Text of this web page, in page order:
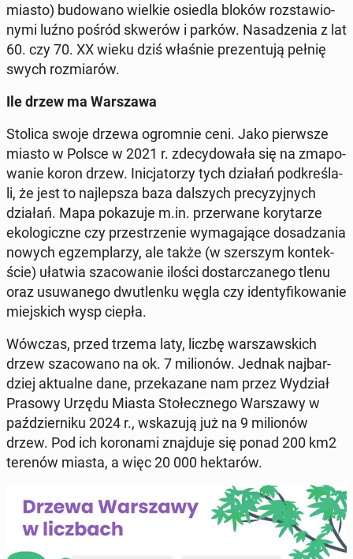
miasto) bu­do­wa­no wielkie osiedla bloków roz­sta­wio­
ny­mi luźno pośród skwerów i parków. Na­sa­dze­nia z lat
60. czy 70. XX wieku dziś właśnie pre­zen­tu­ją pełnię
swych roz­mia­rów.
Ile drzew ma War­sza­wa
Stolica swoje drzewa ogrom­nie ceni. Jako pierw­sze
miasto w Polsce w 2021 r. zde­cy­do­wa­ła się na zma­po­
wa­nie koron drzew. Ini­cja­to­rzy tych działań pod­kre­śla­
li, że jest to naj­lep­sza baza dal­szych pre­cy­zyj­nych
działań. Mapa po­ka­zu­je m.in. prze­rwa­ne ko­ry­ta­rze
eko­lo­gicz­ne czy prze­strze­nie wy­ma­ga­ją­ce do­sa­dza­nia
nowych eg­zem­pla­rzy, ale także (w szer­szym kon­tek­
ście) ułatwia sza­co­wa­nie ilości do­star­cza­ne­go tlenu
oraz usu­wa­ne­go dwu­tlen­ku węgla czy iden­ty­fi­ko­wa­nie
miej­skich wysp ciepła.
Wówczas, przed trzema laty, liczbę war­szaw­skich
drzew sza­co­wa­no na ok. 7 mi­lio­nów. Jednak naj­bar­
dziej ak­tu­al­ne dane, prze­ka­za­ne nam przez Wydział
Prasowy Urzędu Miasta Sto­łecz­ne­go War­sza­wy w
paź­dzier­ni­ku 2024 r., wska­zu­ją już na 9 mi­lio­nów
drzew. Pod ich ko­ro­na­mi znaj­du­je się ponad 200 km2
terenów miasta, a więc 20 000 hek­ta­rów.